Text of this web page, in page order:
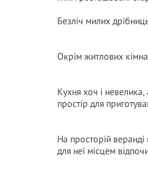
Безліч милих
Окрім житлових
Кухня хоч і
простір для
На просторій
для неї місцем